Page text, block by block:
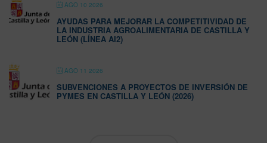
AGO 10 2026
AYUDAS PARA MEJORAR LA COMPETITIVIDAD DE
LA INDUSTRIA AGROALIMENTARIA DE CASTILLA Y
LEÓN (LÍNEA AI2)
AGO 11 2026
SUBVENCIONES A PROYECTOS DE INVERSIÓN DE
PYMES EN CASTILLA Y LEÓN (2026)